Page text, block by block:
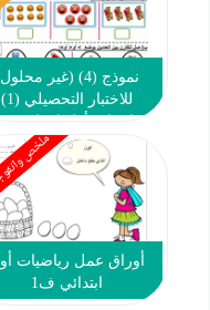
نموذج (4) (غير
للاختبار التحصيلي (1)
#التوجيه الفني 2022 2023ملخص
أوراق عمل رياضيات
ابتدائي ف1